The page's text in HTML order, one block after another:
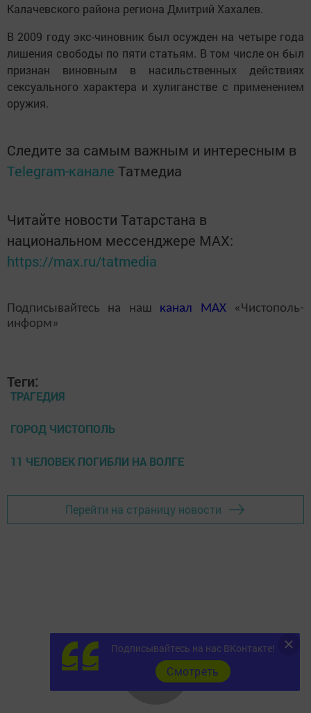
Калачевского района региона Дмитрий Хахалев.
В 2009 году экс-чиновник был осужден на четыре года
лишения свободы по пяти статьям. В том числе он был
признан виновным в насильственных действиях
сексуального характера и хулиганстве с применением
оружия.
Следите за самым важным и интересным в
Telegram-канале Татмедиа
Читайте новости Татарстана в
национальном мессенджере MАХ:
https://max.ru/tatmedia
Подписывайтесь на наш канал MAX«Чистополь-
информ»
Теги:
ТРАГЕДИЯ
ГОРОД ЧИСТОПОЛЬ
11 ЧЕЛОВЕК ПОГИБЛИ НА ВОЛГЕ
Перейти на страницу новости
Подписывайтесь на нас ВКонтакте!
Cмотреть